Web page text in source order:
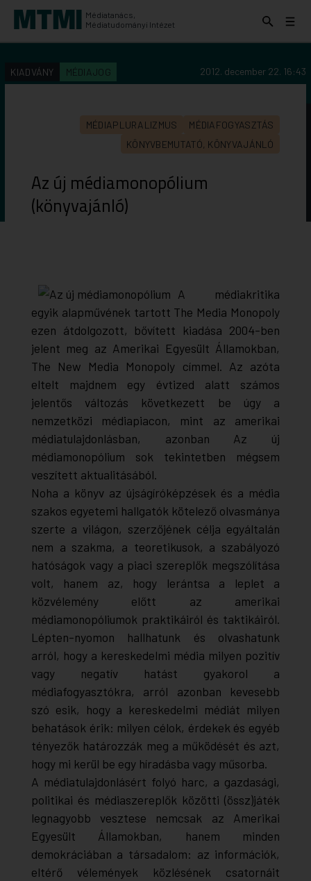
Médiatanács,
Médiatudományi Intézet
KERESÉS AZ INTÉZET ANYAGAI KÖZÖTT
Keresés
Menü
KIADVÁNY MÉDIAJOG 2012. december 22. 16:43
MÉDIAPLURALIZMUS
MÉDIAFOGYASZTÁS
KÖNYVBEMUTATÓ, KÖNYVAJÁNLÓ
Az új médiamonopólium
(könyvajánló)
A médiakritika
egyik alapművének tartott The Media Monopoly
ezen átdolgozott, bővített kiadása 2004-ben
jelent meg az Amerikai Egyesült Államokban,
The New Media Monopoly címmel. Az azóta
eltelt majdnem egy évtized alatt számos
jelentős változás következett be úgy a
nemzetközi médiapiacon, mint az amerikai
médiatulajdonlásban, azonban Az új
médiamonopólium sok tekintetben mégsem
veszített aktualitásából.
Noha a könyv az újságíróképzések és a média
szakos egyetemi hallgatók kötelező olvasmánya
szerte a világon, szerzőjének célja egyáltalán
nem a szakma, a teoretikusok, a szabályozó
hatóságok vagy a piaci szereplők megszólítása
volt, hanem az, hogy lerántsa a leplet a
közvélemény előtt az amerikai
médiamonopóliumok praktikáiról és taktikáiról.
Lépten-nyomon hallhatunk és olvashatunk
arról, hogy a kereskedelmi média milyen pozitív
vagy negatív hatást gyakorol a
médiafogyasztókra, arról azonban kevesebb
szó esik, hogy a kereskedelmi médiát milyen
behatások érik: milyen célok, érdekek és egyéb
tényezők határozzák meg a működését és azt,
hogy mi kerül be egy híradásba vagy műsorba.
A médiatulajdonlásért folyó harc, a gazdasági,
politikai és médiaszereplők közötti (össz)játék
legnagyobb vesztese nemcsak az Amerikai
Egyesült Államokban, hanem minden
demokráciában a társadalom: az információk,
eltérő vélemények közlésének csatornáit